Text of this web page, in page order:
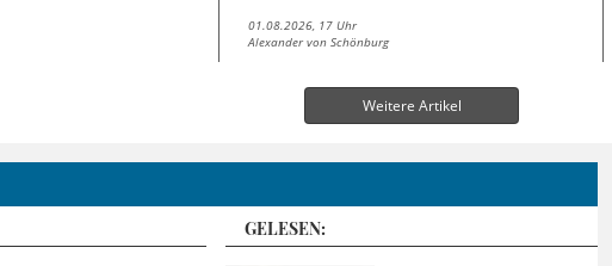
01.08.2026, 17 Uhr
Alexander von Schönburg
Weitere Artikel
GELESEN: